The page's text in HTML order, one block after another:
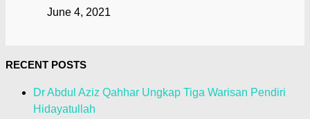
June 4, 2021
RECENT POSTS
Dr Abdul Aziz Qahhar Ungkap Tiga Warisan Pendiri
Hidayatullah